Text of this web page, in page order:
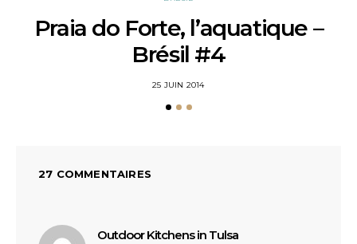
Praia do Forte, l’aquatique –
Brésil #4
POSTED
25 JUIN 2014
27 COMMENTAIRES
Outdoor Kitchens in Tulsa